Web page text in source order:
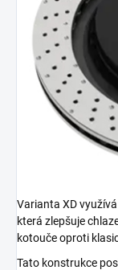
Varianta XD
která zlepšuje
kotouče oproti
Tato konstrukce